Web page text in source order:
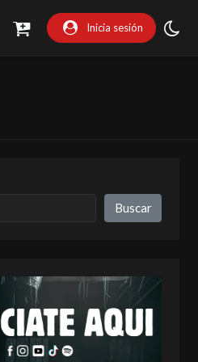
Inicia sesión
Buscar